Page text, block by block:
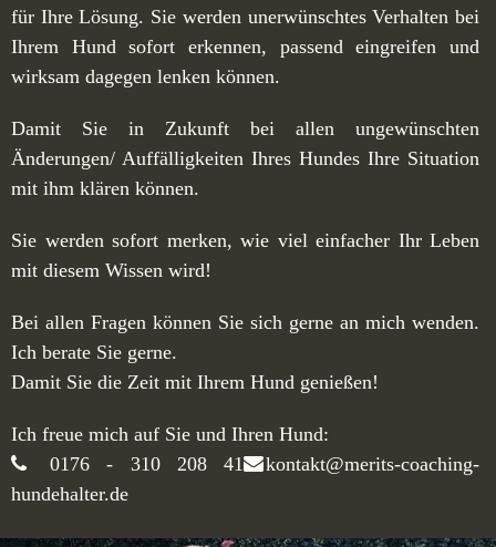
für Ihre Lösung. Sie werden unerwünschtes Verhalten bei
Ihrem Hund sofort erkennen, passend eingreifen und
wirksam dagegen lenken können.
Damit Sie in Zukunft bei allen ungewünschten
Änderungen/ Auffälligkeiten Ihres Hundes Ihre Situation
mit ihm klären können.
Sie werden sofort merken, wie viel einfacher Ihr Leben
mit diesem Wissen wird!
Bei allen Fragen können Sie sich gerne an mich wenden.
Ich berate Sie gerne.
Damit Sie die Zeit mit Ihrem Hund genießen!
Ich freue mich auf Sie und Ihren Hund:
0176 - 310 208 41
kontakt@merits-coaching-
hundehalter.de